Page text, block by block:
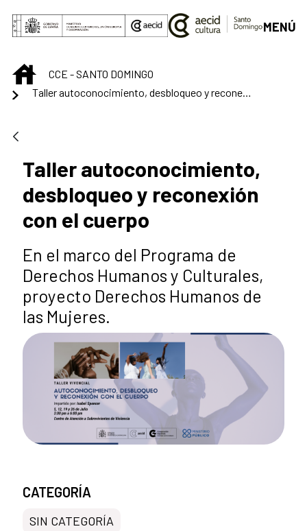
Saltar al contenido principal
MENÚ
INICIOCCE - SANTO DOMINGO
Taller autoconocimiento, desbloqueo y reconexión con el cuerpo
Taller autoconocimiento,
desbloqueo y reconexión
con el cuerpo
En el marco del Programa de
Derechos Humanos y Culturales,
proyecto Derechos Humanos de
las Mujeres.
CATEGORÍA
SIN CATEGORÍA